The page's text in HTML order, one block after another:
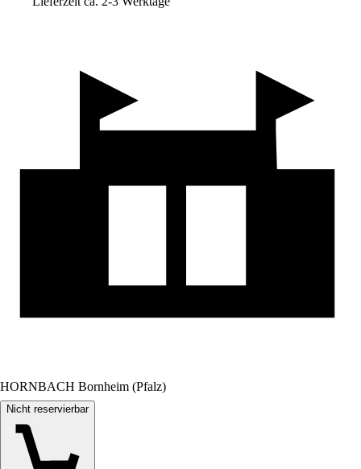
HORNBACH Bornheim (Pfalz)
Nicht reservierbar